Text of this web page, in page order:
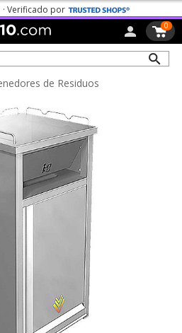
· Verificado por
0
de Residuos